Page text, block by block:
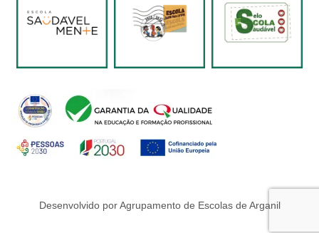
Desenvolvido por Agrupamento de Escolas de Arganil